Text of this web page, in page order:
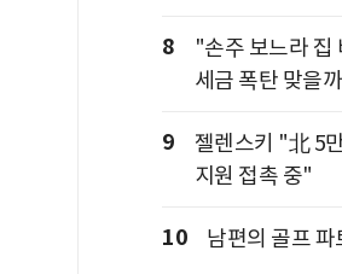
8
"손주 보느라 집
세금 폭탄 맞을
9
젤렌스키 "北 5
지원 접촉 중"
10 남편의 골프 파